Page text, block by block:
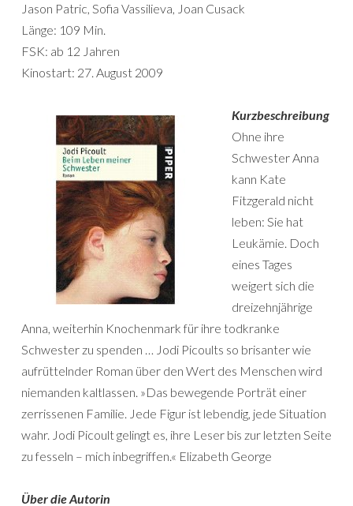
Jason Patric, Sofia Vassilieva, Joan Cusack
Länge: 109 Min.
FSK: ab 12 Jahren
Kinostart: 27. August 2009
Kurzbeschreibung
Ohne ihre
Schwester Anna
kann Kate
Fitzgerald nicht
leben: Sie hat
Leukämie. Doch
eines Tages
weigert sich die
dreizehnjährige
Anna, weiterhin Knochenmark für ihre todkranke
Schwester zu spenden … Jodi Picoults so brisanter wie
aufrüttelnder Roman über den Wert des Menschen wird
niemanden kaltlassen. »Das bewegende Porträt einer
zerrissenen Familie. Jede Figur ist lebendig, jede Situation
wahr. Jodi Picoult gelingt es, ihre Leser bis zur letzten Seite
zu fesseln – mich inbegriffen.« Elizabeth George
Über die Autorin